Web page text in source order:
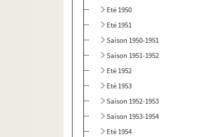
Eté 1950
Eté 1951
Saison 1950-1951
Saison 1951-1952
Eté 1952
Eté 1953
Saison 1952-1953
Saison 1953-1954
Eté 1954